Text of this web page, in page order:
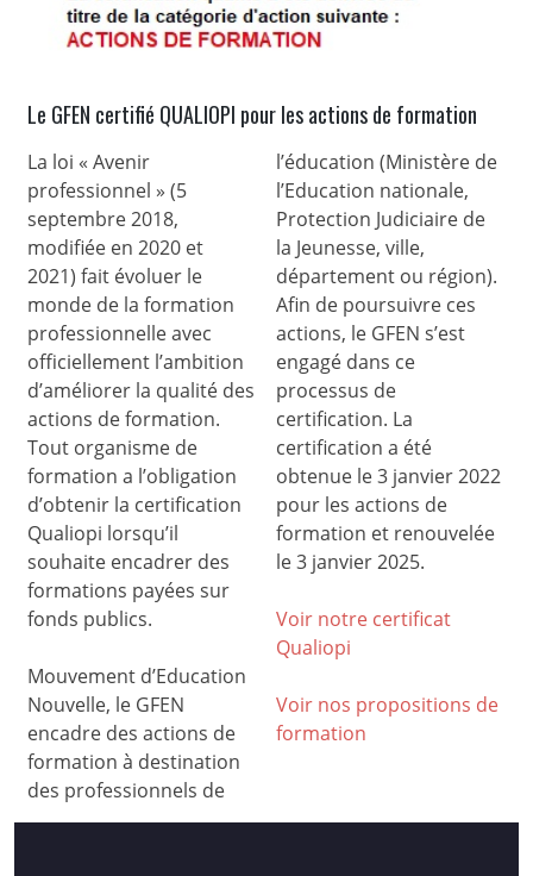
Le GFEN certifié QUALIOPI pour les actions de formation
La loi « Avenir
professionnel » (5
septembre 2018,
modifiée en 2020 et
2021) fait évoluer le
monde de la formation
professionnelle avec
officiellement l’ambition
d’améliorer la qualité des
actions de formation.
Tout organisme de
formation a l’obligation
d’obtenir la certification
Qualiopi lorsqu’il
souhaite encadrer des
formations payées sur
fonds publics.
Mouvement d’Education
Nouvelle, le GFEN
encadre des actions de
formation à destination
des professionnels de
l’éducation (Ministère de
l’Education nationale,
Protection Judiciaire de
la Jeunesse, ville,
département ou région).
Afin de poursuivre ces
actions, le GFEN s’est
engagé dans ce
processus de
certification. La
certification a été
obtenue le 3 janvier 2022
pour les actions de
formation et renouvelée
le 3 janvier 2025.
Voir notre certificat
Qualiopi
Voir nos propositions de
formation